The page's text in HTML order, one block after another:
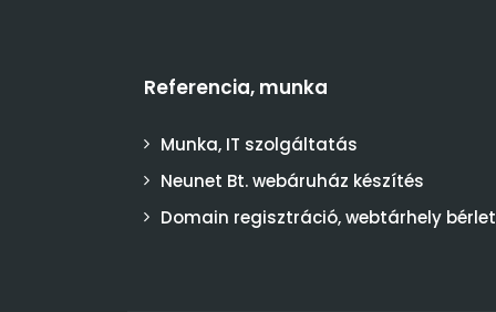
Referencia, munka
Munka, IT szolgáltatás
Neunet Bt. webáruház készítés
Domain regisztráció, webtárhely bérlet